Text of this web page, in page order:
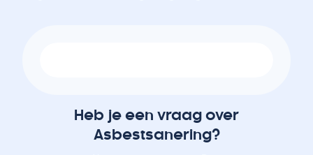
Heb je een vraag over
Asbestsanering?